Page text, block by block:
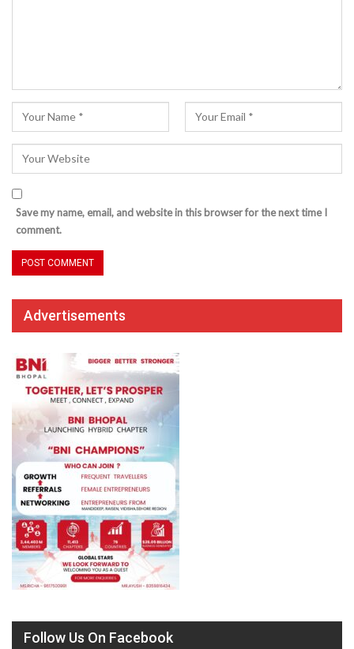
Save my name, email, and website in this browser for the next time I
comment.
Advertisements
Follow Us On Facebook